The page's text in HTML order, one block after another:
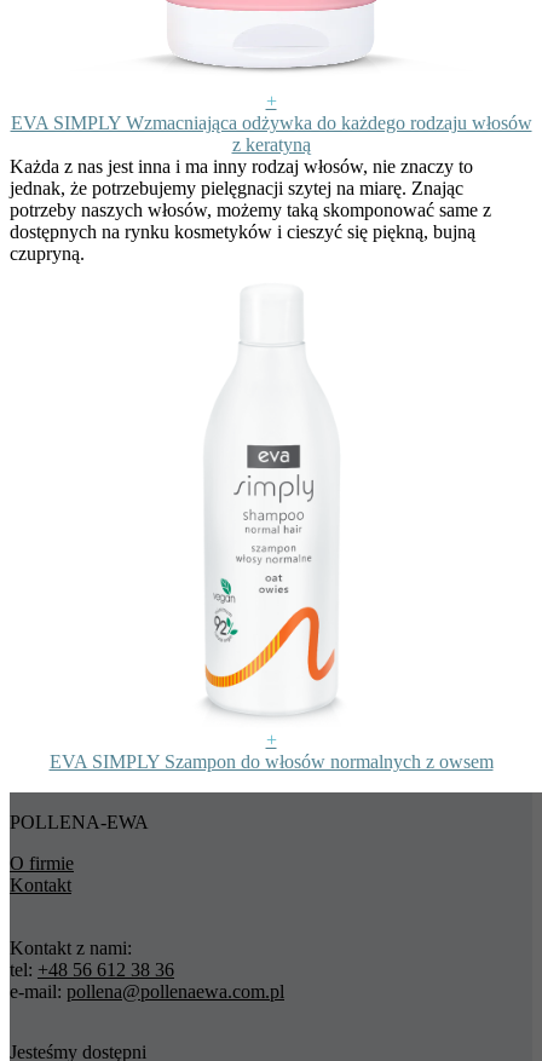
+
EVA SIMPLY Wzmacniająca odżywka do każdego rodzaju włosów
z keratyną
Każda z nas jest inna i ma inny rodzaj włosów, nie znaczy to
jednak, że potrzebujemy pielęgnacji szytej na miarę. Znając
potrzeby naszych włosów, możemy taką skomponować same z
dostępnych na rynku kosmetyków i cieszyć się piękną, bujną
czupryną.
+
EVA SIMPLY Szampon do włosów normalnych z owsem
POLLENA-EWA
O firmie
Kontakt
Kontakt z nami:
tel: +48 56 612 38 36
e-mail: pollena@pollenaewa.com.pl
Jesteśmy dostępni